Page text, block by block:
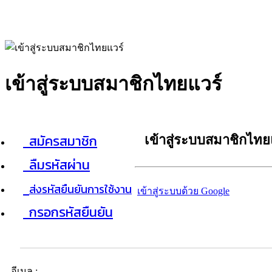
เข้าสู่ระบบสมาชิกไทยแวร์
สมัครสมาชิก
ลืมรหัสผ่าน
ส่งรหัสยืนยันการใช้งาน
กรอกรหัสยืนยัน
เข้าสู่ระบบสมาชิกไท
เข้าสู่ระบบด้วย Google